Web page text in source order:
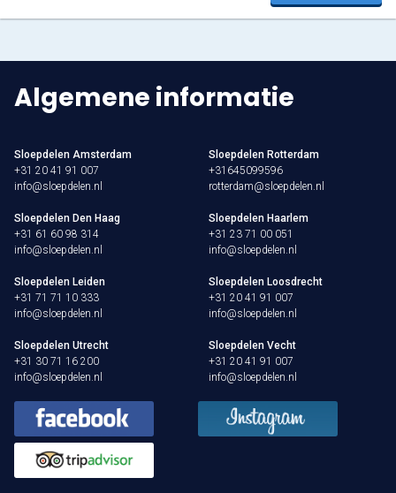
Algemene informatie
Sloepdelen Amsterdam
+31 20 41 91 007
info@sloepdelen.nl
Sloepdelen Rotterdam
+31645099596
rotterdam@sloepdelen.nl
Sloepdelen Den Haag
+31 61 60 98 314
info@sloepdelen.nl
Sloepdelen Haarlem
+31 23 71 00 051
info@sloepdelen.nl
Sloepdelen Leiden
+31 71 71 10 333
info@sloepdelen.nl
Sloepdelen Loosdrecht
+31 20 41 91 007
info@sloepdelen.nl
Sloepdelen Utrecht
+31 30 71 16 200
info@sloepdelen.nl
Sloepdelen Vecht
+31 20 41 91 007
info@sloepdelen.nl